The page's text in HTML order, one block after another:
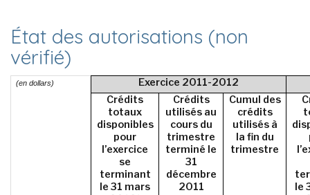
État des autorisations (non
vérifié)
(en dollars)
Exercice 2011-­2012
Crédits
totaux
disponibles
pour
l’exercice
se
terminant
le 31 mars
Crédits
utilisés au
cours du
trimestre
terminé le
31
décembre
2011
Cumul des
crédits
utilisés à
la fin du
trimestre
le